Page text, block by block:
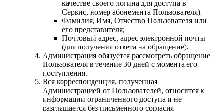
качестве своего логина для доступа в
Сервис, номер абонемента Пользователя);
Фамилия, Имя, Отчество Пользователя или
его представителя;
Почтовый адрес, адрес электронной почты
(для получения ответа на обращение).
Администрация обязуется рассмотреть обращение
Пользователя в течение 30 дней с момента его
поступления.
Вся корреспонденция, полученная
Администрацией от Пользователей, относится к
информации ограниченного доступа и не
разглашается без письменного согласия